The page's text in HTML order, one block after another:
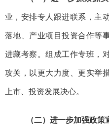
业 ， 安排专人跟进联系，主
落地、产业项目投资合作等
进藏考察。组成工作专班，
攻关，以更大力度、更实举
上市、投资发展决心。
（二）进一步加强政策